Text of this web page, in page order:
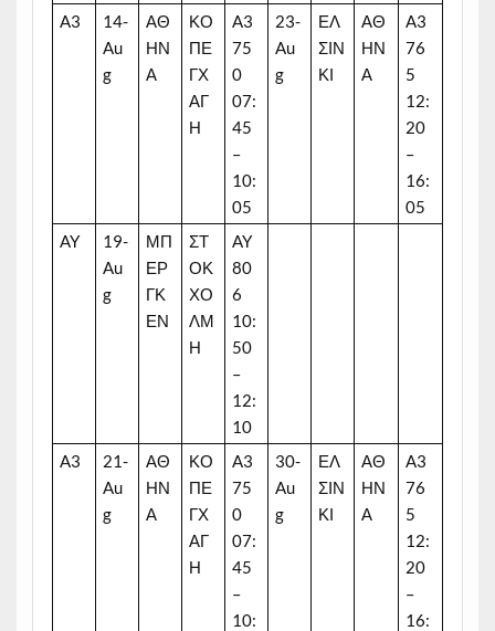
A3
14-
Au
g
ΑΘ
ΗΝ
Α
ΚΟ
ΠΕ
ΓΧ
ΑΓ
Η
A3
75
0
07:
45
–
10:
05
23-
Au
g
ΕΛ
ΣΙΝ
ΚΙ
ΑΘ
ΗΝ
Α
A3
76
5
12:
20
–
16:
05
AY
19-
Au
g
ΜΠ
ΕΡ
ΓΚ
ΕΝ
ΣΤ
ΟΚ
ΧΟ
ΛΜ
Η
AY
80
6
10:
50
–
12:
10
A3
21-
Au
g
ΑΘ
ΗΝ
Α
ΚΟ
ΠΕ
ΓΧ
ΑΓ
Η
A3
75
0
07:
45
–
10:
30-
Au
g
ΕΛ
ΣΙΝ
ΚΙ
ΑΘ
ΗΝ
Α
A3
76
5
12:
20
–
16: